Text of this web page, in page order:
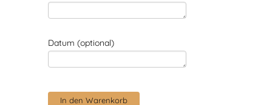
Datum (optional)